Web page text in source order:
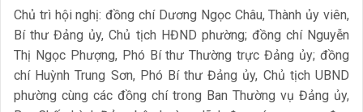
Chủ trì hội nghị: đồng chí Dương Ngọc Châu, Thành ủy viên,
Bí thư Đảng ủy, Chủ tịch HĐND phường; đồng chí Nguyễn
Thị Ngọc Phượng, Phó Bí thư Thường trực Đảng ủy; đồng
chí Huỳnh Trung Sơn, Phó Bí thư Đảng ủy, Chủ tịch UBND
phường cùng các đồng chí trong Ban Thường vụ Đảng ủy,